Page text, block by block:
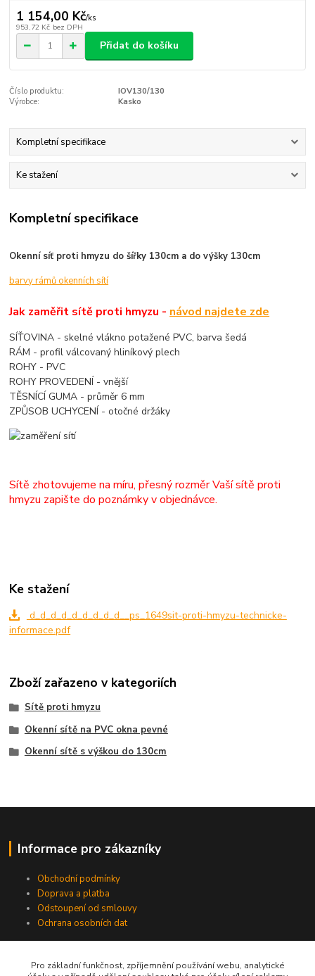
1 154,00 Kč/ks
953,72 Kč bez DPH
Přidat do košíku
Číslo produktu:
IOV130/130
Výrobce:
Kasko
Kompletní specifikace
Ke stažení
Kompletní specifikace
Okenní síť proti hmyzu do šířky 130cm a do výšky 130cm
barvy rámů okenních sítí
Jak zaměřit sítě proti hmyzu -návod najdete zde
SÍŤOVINA - skelné vlákno potažené PVC, barva šedá
RÁM - profil válcovaný hliníkový plech
ROHY - PVC
ROHY PROVEDENÍ - vnější
TĚSNÍCÍ GUMA - průměr 6 mm
ZPŮSOB UCHYCENÍ - otočné držáky
Sítě zhotovujeme na míru, přesný rozměr Vaší sítě proti
hmyzu zapište do poznámky v objednávce.
Ke stažení
d_d_d_d_d_d_d_d_d__ps_1649sit-proti-hmyzu-technicke-
informace.pdf
Zboží zařazeno v kategoriích
Sítě proti hmyzu
Okenní sítě na PVC okna pevné
Okenní sítě s výškou do 130cm
Informace pro zákazníky
Obchodní podmínky
Doprava a platba
Odstoupení od smlouvy
Ochrana osobních dat
Pro základní funkčnost, zpříjemnění používání webu, analytické